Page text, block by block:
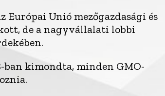
Európai Unió mezőgazdasági és
de a nagyvállalati lobbi
ban kimondta, minden GMO-